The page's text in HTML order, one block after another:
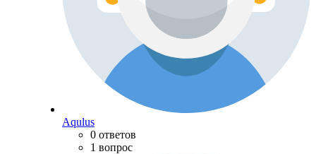
Aqulus
0 ответов
1 вопрос